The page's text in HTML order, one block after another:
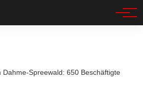
Dahme-Spreewald: 650 Beschäftigte